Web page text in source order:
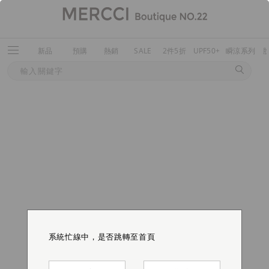
新品 預購 熱銷 SALE 2件5折 UPF50+ 瞬涼系列
系統忙線中，是否跳轉至首頁
系統忙線中，是否跳轉至首頁
系統忙線中，是否跳轉至首頁
系統忙線中，是否跳轉至首頁
系統忙線中，是否跳轉至首頁